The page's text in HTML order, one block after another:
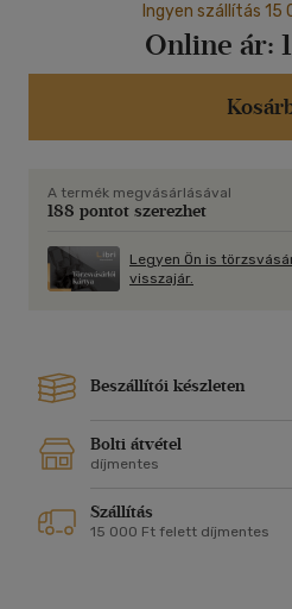
Ingyen szállítás
Online ár:
A termék megvásárlásával
188 pontot szerezhet
Legyen Ön is
visszajár.
Beszállítói készleten
Bolti átvétel
díjmentes
Szállítás
15 000 Ft felett díjmentes